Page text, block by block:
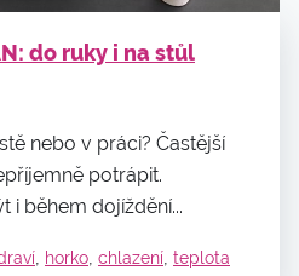
do ruky i na stůl
nebo v práci? Častější
potrápit.
i během dojíždění...
, horko, chlazení, teplota